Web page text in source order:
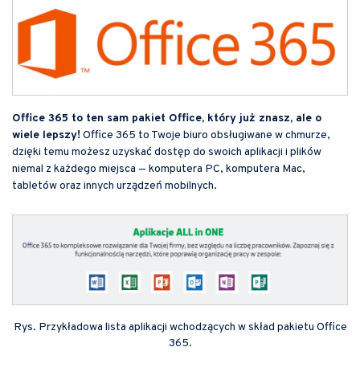
Office 365 to ten sam pakiet Office, który już znasz, ale o
wiele lepszy! Office 365 to Twoje biuro obsługiwane w chmurze,
dzięki temu możesz uzyskać dostęp do swoich aplikacji i plików
niemal z każdego miejsca — komputera PC, komputera Mac,
tabletów oraz innych urządzeń mobilnych.
Rys. Przykładowa lista aplikacji wchodzących w skład pakietu Office
365.